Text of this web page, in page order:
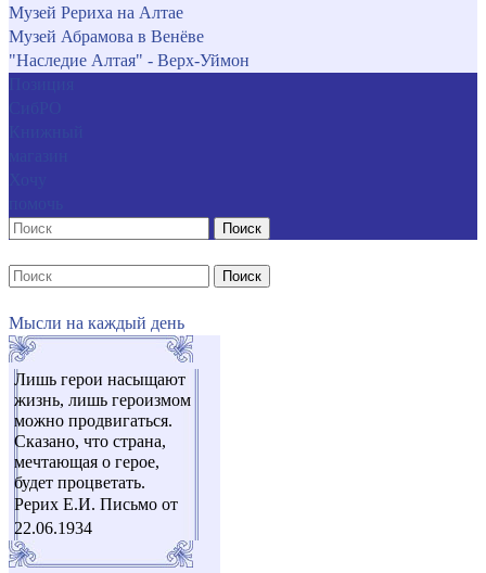
Музей Рериха на Алтае
Музей Абрамова в Венёве
"Наследие Алтая" - Верх-Уймон
Поиск
Поиск
Мысли на каждый день
Лишь герои насыщают
жизнь, лишь героизмом
можно продвигаться.
Сказано, что страна,
мечтающая о герое,
будет процветать.
Рерих Е.И. Письмо от
22.06.1934